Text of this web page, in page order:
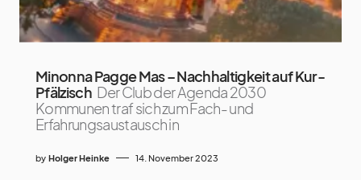
Minonna Pagge Mas – Nachhaltigkeit auf Kur-
Pfälzisch Der Club der Agenda 2030
Kommunen traf sich zum Fach- und
Erfahrungsaustausch in
by Holger Heinke 14. November 2023